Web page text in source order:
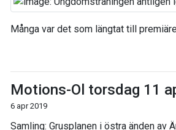
Många var det som längtat till
Motions-Ol torsdag 11
6 apr 2019
Samling: Grusplanen i östra änden av